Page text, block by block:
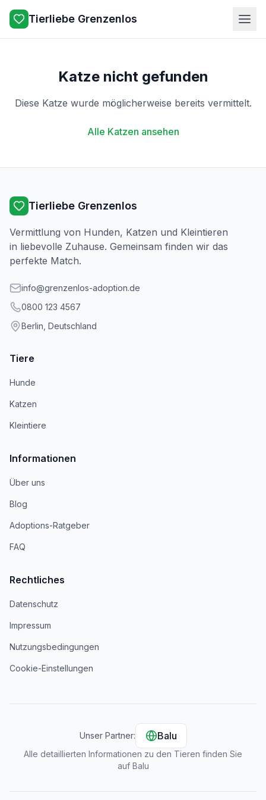
Tierliebe Grenzenlos
Katze nicht gefunden
Diese Katze wurde möglicherweise bereits vermittelt.
Alle Katzen ansehen
Tierliebe Grenzenlos
Vermittlung von Hunden, Katzen und Kleintieren
in liebevolle Zuhause. Gemeinsam finden wir das
perfekte Match.
info@grenzenlos-adoption.de
0800 123 4567
Berlin, Deutschland
Tiere
Hunde
Katzen
Kleintiere
Informationen
Über uns
Blog
Adoptions-Ratgeber
FAQ
Rechtliches
Datenschutz
Impressum
Nutzungsbedingungen
Cookie-Einstellungen
Unser Partner: Balu
Alle detaillierten Informationen zu den Tieren finden Sie
auf Balu